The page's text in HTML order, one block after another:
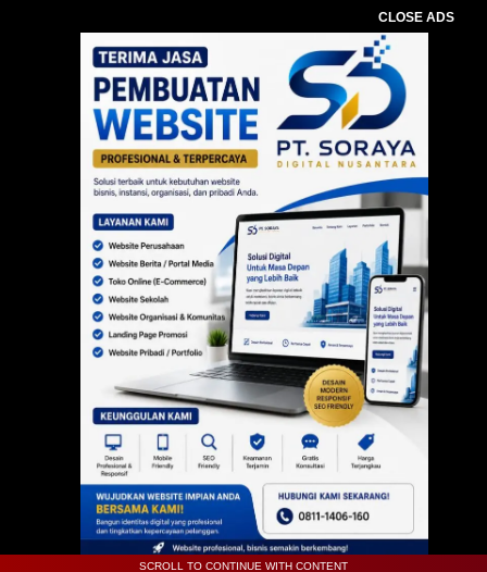
CLOSE ADS
SCROLL TO CONTINUE WITH CONTENT